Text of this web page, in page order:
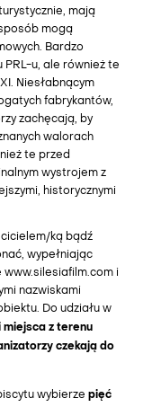
mają
mogą
Bardzo
PRL-u, ale również te
Niesłabnącym
fabrykantów,
zachęcają, by
walorach
te przed
wystrojem z
historycznymi
ką bądź
wypełniając
www.silesiafilm.com
nazwiskami
Do udziału w
miejsca z terenu
czekają do
wybierze pięć